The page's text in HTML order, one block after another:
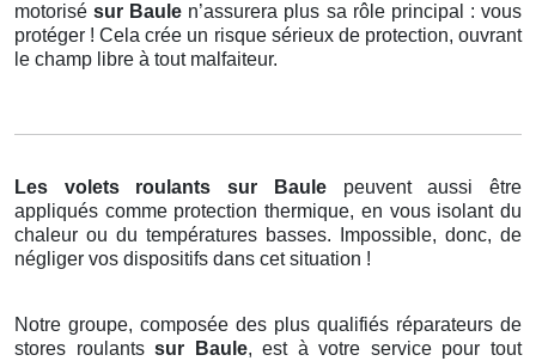
motorisésur Baule n’assurera plus sa rôle principal : vous
protéger ! Cela crée un risque sérieux de protection, ouvrant
le champ libre à tout malfaiteur.
Les volets roulants sur Baule peuvent aussi être
appliqués comme protection thermique, en vous isolant du
chaleur ou du températures basses. Impossible, donc, de
négliger vos dispositifs dans cet situation !
Notre groupe, composée des plus qualifiés réparateurs de
stores roulantssur Baule, est à votre service pour tout